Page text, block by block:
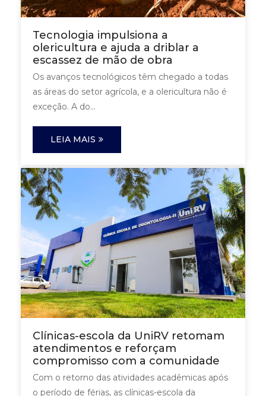
Tecnologia impulsiona a
olericultura e ajuda a driblar a
escassez de mão de obra
Os avanços tecnológicos têm chegado a todas
as áreas do setor agrícola, e a olericultura não é
exceção. A do...
LEIA MAIS
Clínicas-escola da UniRV retomam
atendimentos e reforçam
compromisso com a comunidade
Com o retorno das atividades acadêmicas após
o período de férias, as clínicas-escola da